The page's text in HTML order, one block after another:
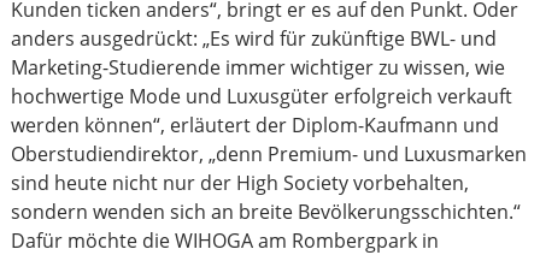
Kunden ticken anders“, bringt er es auf den Punkt. Oder
anders ausgedrückt: „Es wird für zukünftige BWL- und
Marketing-Studierende immer wichtiger zu wissen, wie
hochwertige Mode und Luxusgüter erfolgreich verkauft
werden können“, erläutert der Diplom-Kaufmann und
Oberstudiendirektor, „denn Premium- und Luxusmarken
sind heute nicht nur der High Society vorbehalten,
sondern wenden sich an breite Bevölkerungsschichten.“
Dafür möchte die WIHOGA am Rombergpark in